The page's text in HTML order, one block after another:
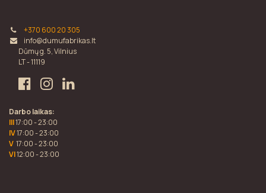
+370 600 20 305
info@dumufabrikas.lt
Dūmų g. 5, Vilnius
LT - 11119
Darbo laikas:
III17:00 - 23:00
IV17:00 - 23:00
V 17:00 - 23:00
VI12:00 - 23:00